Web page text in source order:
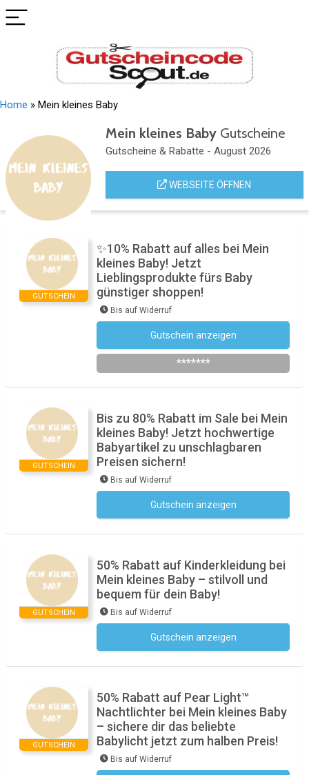
Home » Mein kleines Baby
Mein kleines BabyGutscheine
Gutscheine & Rabatte - August 2026
WEBSEITE ÖFFNEN
GUTSCHEIN
✨10% Rabatt auf alles bei Mein
kleines Baby! Jetzt
Lieblingsprodukte fürs Baby
günstiger shoppen!
Bis auf Widerruf
Gutschein anzeigen
*******
GUTSCHEIN
Bis zu 80% Rabatt im Sale bei Mein
kleines Baby! Jetzt hochwertige
Babyartikel zu unschlagbaren
Preisen sichern!
Bis auf Widerruf
Gutschein anzeigen
GUTSCHEIN
50% Rabatt auf Kinderkleidung bei
Mein kleines Baby – stilvoll und
bequem für dein Baby!
Bis auf Widerruf
Gutschein anzeigen
GUTSCHEIN
50% Rabatt auf Pear Light™
Nachtlichter bei Mein kleines Baby
– sichere dir das beliebte
Babylicht jetzt zum halben Preis!
Bis auf Widerruf